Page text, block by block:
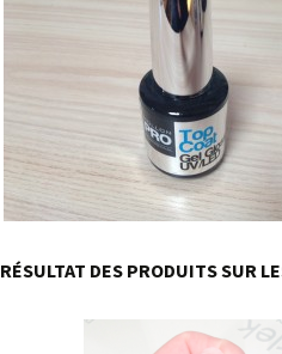
RÉSULTAT DES PRODUITS SUR